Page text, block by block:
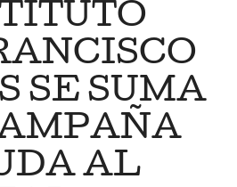
SE SUMA
AL